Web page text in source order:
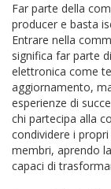
Far parte della
producer e basta
Entrare nella
significa far parte
elettronica come
aggiornamento,
esperienze di
chi partecipa alla
condividere i
membri, aprendo
capaci di